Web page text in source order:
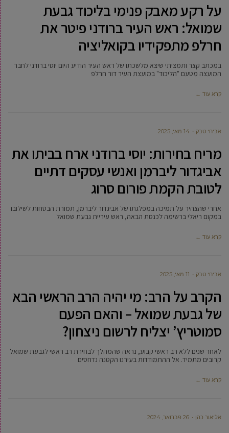
על רקע מאבק פנימי בליכוד גבעת
שמואל: ראש העיר ברודני פיטר את
חרלפ מתפקידיו בקואליציה
במכתב קצר ותמציתי שיצא מלשכתו של ראש העיר הודיע היום יוסי ברודני לחבר
המועצה מטעם "הליכוד" במועצת העיר דור חרלפ
קרא עוד ←
אביחי טבק 14 מאי, 2025
מריח בחירות: יוסי ברודני ארח בביתו את
אביגדור ליברמן ואנשי עסקים דתיים
לטובת הקמת פורום סרוג
אחרי שהצהיר על תמיכה במפלגתו של אביגדור ליברמן, תמורת הבטחות לשילובו
במקום ריאלי ברשימה לכנסת הבאה, ראש עיריית גבעת שמואל
קרא עוד ←
אביחי טבק 11 מאי, 2025
הקרב על הרב: מי יהיה הרב הראשי הבא
של גבעת שמואל – והאם הפעם
סמוטריץ’ יצליח לרשום ניצחון?
לאחר שנים ללא רב ראשי קבוע, נראה שהמהלך לבחירת רב ראשי לגבעת שמואל
קרובים מתמיד. אל ההתמודדות בעירנו הקטנה נדחסים
קרא עוד ←
‫אליאור כהן 26 פברואר, 2024